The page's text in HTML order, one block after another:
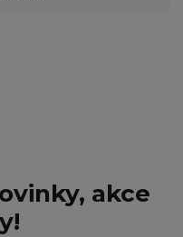
akce